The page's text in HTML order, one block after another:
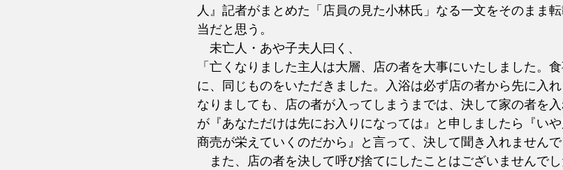
人』記者がまとめた「店員の見た小林氏」なる一文をそのまま
当だと思う。
未亡人・あや子夫人曰く、
「亡くなりました主人は大層、店の者を大事にいたしました。
に、同じものをいただきました。入浴は必ず店の者から先に入
なりましても、店の者が入ってしまうまでは、決して家の者を
が『あなただけは先にお入りになっては』と申しましたら『い
商売が栄えていくのだから』と言って、決して聞き入れませんで
また、店の者を決して呼び捨てにしたことはございませんでし